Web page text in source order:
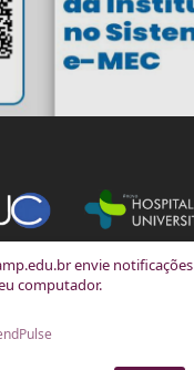
envie notificações
computador.